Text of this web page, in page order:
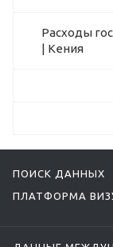
Расходы
| Кения
ПОИСК ДАННЫХ
ПЛАТФОРМА